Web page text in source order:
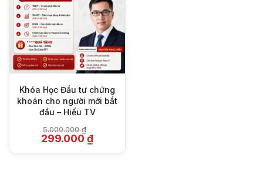
Khóa Học Đầu tư chứng
khoán cho người mới bắt
đầu – Hiếu TV
5.000.000₫
Giá
gốc
299.000₫Giá